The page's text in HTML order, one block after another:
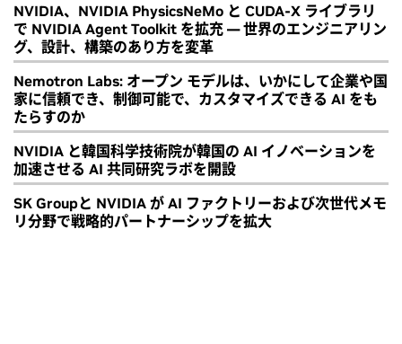
NVIDIA、NVIDIA PhysicsNeMo と CUDA-X ライブラリ
で NVIDIA Agent Toolkit を拡充 ― 世界のエンジニアリン
グ、設計、構築のあり方を変革
Nemotron Labs: オープン モデルは、いかにして企業や国
家に信頼でき、制御可能で、カスタマイズできる AI をも
たらすのか
NVIDIA と韓国科学技術院が韓国の AI イノベーションを
加速させる AI 共同研究ラボを開設
SK Groupと NVIDIA が AI ファクトリーおよび次世代メモ
リ分野で戦略的パートナーシップを拡大